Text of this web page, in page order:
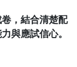
，結合清楚配
與應試信心。